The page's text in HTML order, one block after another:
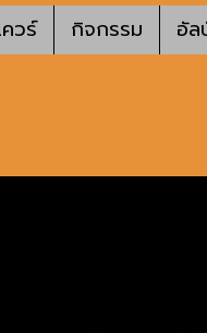
วร์ กิจกรรม อัล